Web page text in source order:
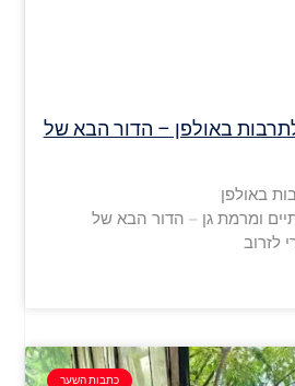
באולפן – הדור הבא של
באולפן
ומרמת גן – הדור הבא של
לזרוב
כתבות השער